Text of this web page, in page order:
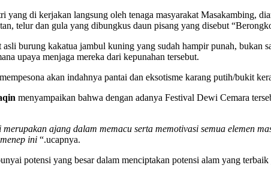
yang di kerjakan langsung oleh tenaga masyarakat Masakambing,
telur dan gula yang dibungkus daun pisang yang disebut
burung kakatua jambul kuning yang sudah hampir punah, bukan
upaya menjaga mereka dari kepunahan tersebut.
akan indahnya pantai dan eksotisme karang putih/bukit
menyampaikan bahwa dengan adanya Festival Dewi Cemara
ajang dalam memacu serta memotivasi semua elemen
ini “.ucapnya.
potensi yang besar dalam menciptakan potensi alam yang